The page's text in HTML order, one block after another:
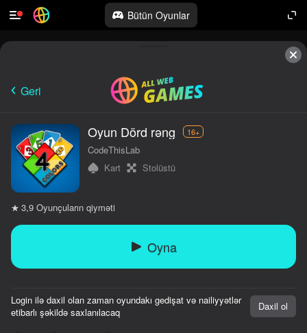
Bütün Oyunlar
Geri
Oyun Dörd rəng 16+
CodeThisLab
Kart
Stolüstü
3,9 Oyunçuların qiyməti
Oyna
Login ilə daxil olan zaman oyundakı gedişat və nailiyyətlər
etibarlı şəkildə saxlanılacaq
Daxil ol